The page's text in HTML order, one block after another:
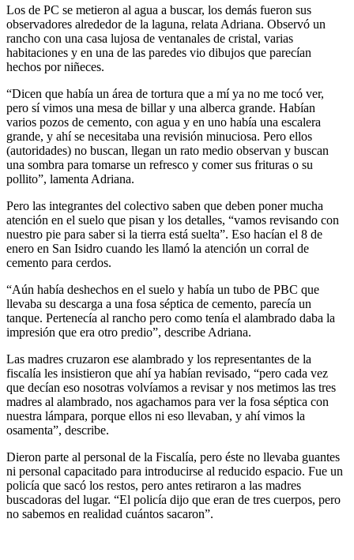
Los de PC se metieron al agua a buscar, los demás fueron sus
observadores alrededor de la laguna, relata Adriana. Observó un
rancho con una casa lujosa de ventanales de cristal, varias
habitaciones y en una de las paredes vio dibujos que parecían
hechos por niñeces.
“Dicen que había un área de tortura que a mí ya no me tocó ver,
pero sí vimos una mesa de billar y una alberca grande. Habían
varios pozos de cemento, con agua y en uno había una escalera
grande, y ahí se necesitaba una revisión minuciosa. Pero ellos
(autoridades) no buscan, llegan un rato medio observan y buscan
una sombra para tomarse un refresco y comer sus frituras o su
pollito”, lamenta Adriana.
Pero las integrantes del colectivo saben que deben poner mucha
atención en el suelo que pisan y los detalles, “vamos revisando con
nuestro pie para saber si la tierra está suelta”. Eso hacían el 8 de
enero en San Isidro cuando les llamó la atención un corral de
cemento para cerdos.
“Aún había deshechos en el suelo y había un tubo de PBC que
llevaba su descarga a una fosa séptica de cemento, parecía un
tanque. Pertenecía al rancho pero como tenía el alambrado daba la
impresión que era otro predio”, describe Adriana.
Las madres cruzaron ese alambrado y los representantes de la
fiscalía les insistieron que ahí ya habían revisado, “pero cada vez
que decían eso nosotras volvíamos a revisar y nos metimos las tres
madres al alambrado, nos agachamos para ver la fosa séptica con
nuestra lámpara, porque ellos ni eso llevaban, y ahí vimos la
osamenta”, describe.
Dieron parte al personal de la Fiscalía, pero éste no llevaba guantes
ni personal capacitado para introducirse al reducido espacio. Fue un
policía que sacó los restos, pero antes retiraron a las madres
buscadoras del lugar. “El policía dijo que eran de tres cuerpos, pero
no sabemos en realidad cuántos sacaron”.